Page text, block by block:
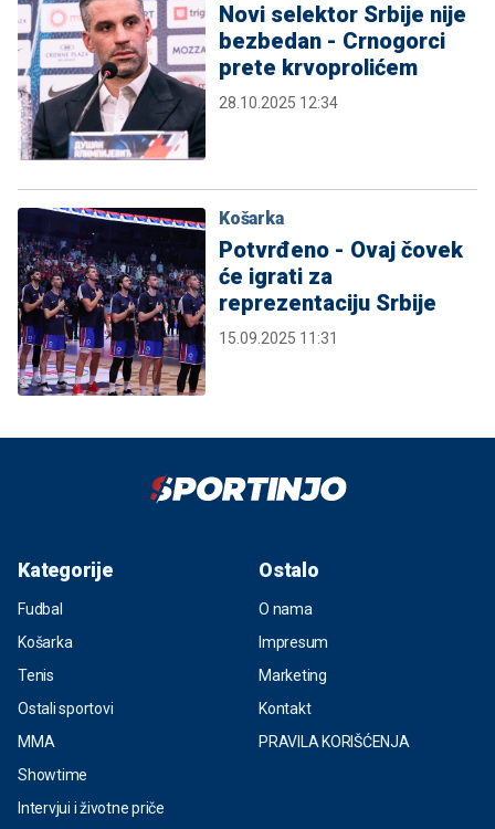
Novi selektor Srbije nije
bezbedan - Crnogorci
prete krvoprolićem
28.10.2025 12:34
Košarka
Potvrđeno - Ovaj čovek
će igrati za
reprezentaciju Srbije
15.09.2025 11:31
Kategorije
Fudbal
Košarka
Tenis
Ostali sportovi
MMA
Showtime
Intervjui i životne priče
Ostalo
O nama
Impresum
Marketing
Kontakt
PRAVILA KORIŠĆENJA